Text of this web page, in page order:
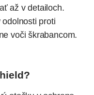
až v detailoch.
proti
voči škrabancom.